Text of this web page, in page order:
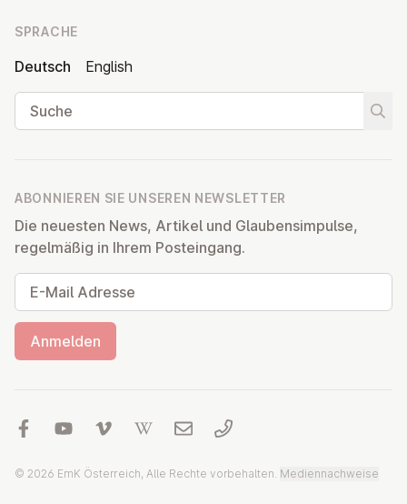
SPRACHE
Deutsch
English
Suche
ABONNIEREN SIE UNSEREN NEWSLETTER
Die neuesten News, Artikel und Glaubensimpulse,
regelmäßig in Ihrem Posteingang.
E-Mail Adresse
Anmelden
© 2026 EmK Österreich, Alle Rechte vorbehalten. Mediennachweise